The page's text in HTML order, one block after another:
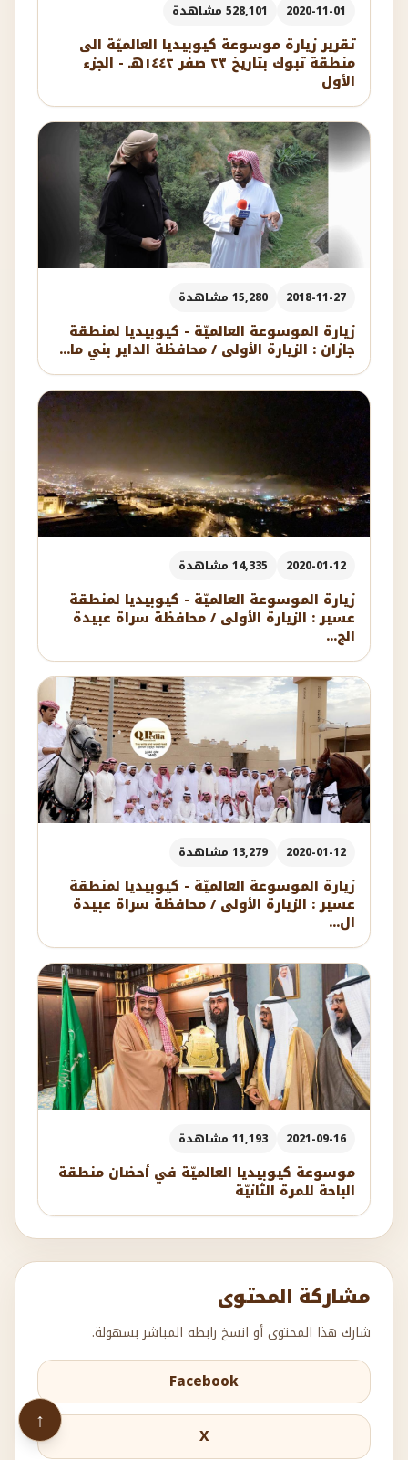
2020-11-01 528,101 مشاهدة
تقرير زيارة موسوعة كيوبيديا العالميّة الى
منطقة تبوك بتاريخ ٢٣ صفر ١٤٤٢هـ - الجزء
الأول
2018-11-27 15,280 مشاهدة
زيارة الموسوعة العالميّة - كيوبيديا لمنطقة
جازان : الزيارة الأولى / محافظة الداير بني ما...
2020-01-12 14,335 مشاهدة
زيارة الموسوعة العالميّة - كيوبيديا لمنطقة
عسير : الزيارة الأولى / محافظة سراة عبيدة
الج...
2020-01-12 13,279 مشاهدة
زيارة الموسوعة العالميّة - كيوبيديا لمنطقة
عسير : الزيارة الأولى / محافظة سراة عبيدة
ال...
2021-09-16 11,193 مشاهدة
موسوعة كيوبيديا العالميّة في أحضان منطقة
الباحة للمرة الثانيّة
مشاركة المحتوى
شارك هذا المحتوى أو انسخ رابطه المباشر بسهولة.
Facebook
X
↑